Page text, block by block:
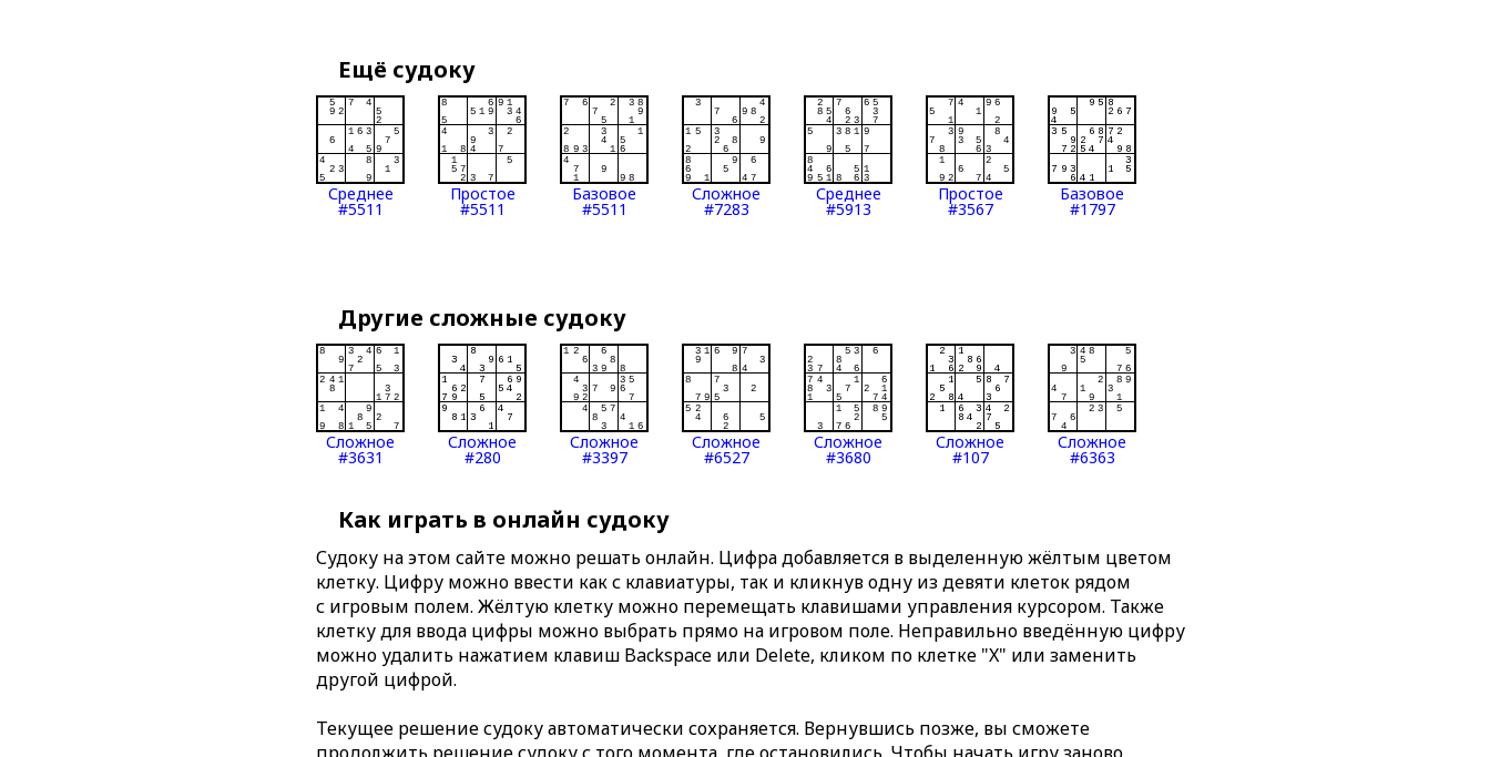
Ещё судоку
Среднее
#5511
Простое
#5511
Базовое
#5511
Сложное
#7283
Среднее
#5913
Простое
#3567
Базовое
#1797
Другие сложные судоку
Сложное
#3631
Сложное
#280
Сложное
#3397
Сложное
#6527
Сложное
#3680
Сложное
#107
Сложное
#6363
Как играть в онлайн судоку
Судоку на этом сайте можно решать онлайн. Цифра добавляется в выделенную жёлтым цветом
клетку. Цифру можно ввести как с клавиатуры, так и кликнув одну из девяти клеток рядом
с игровым полем. Жёлтую клетку можно перемещать клавишами управления курсором. Также
клетку для ввода цифры можно выбрать прямо на игровом поле. Неправильно введённую цифру
можно удалить нажатием клавиш Backspace или Delete, кликом по клетке "X" или заменить
другой цифрой.
Текущее решение судоку автоматически сохраняется. Вернувшись позже, вы сможете